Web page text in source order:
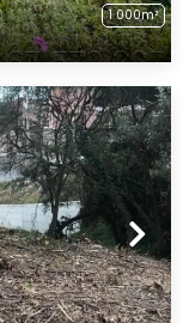
1 000m²